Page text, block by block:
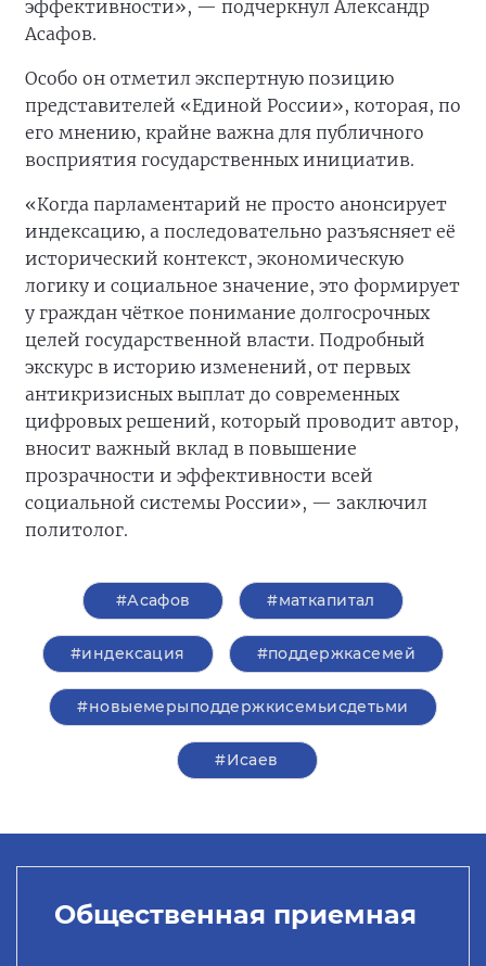
эффективности», — подчеркнул Александр
Асафов.
Особо он отметил экспертную позицию
представителей «Единой России», которая, по
его мнению, крайне важна для публичного
восприятия государственных инициатив.
«Когда парламентарий не просто анонсирует
индексацию, а последовательно разъясняет её
исторический контекст, экономическую
логику и социальное значение, это формирует
у граждан чёткое понимание долгосрочных
целей государственной власти. Подробный
экскурс в историю изменений, от первых
антикризисных выплат до современных
цифровых решений, который проводит автор,
вносит важный вклад в повышение
прозрачности и эффективности всей
социальной системы России», — заключил
политолог.
#Асафов #маткапитал
#индексация #поддержкасемей
#новыемерыподдержкисемьисдетьми
#Исаев
Общественная приемная